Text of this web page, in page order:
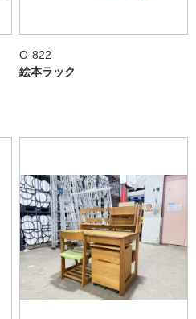
O-822
絵本ラック